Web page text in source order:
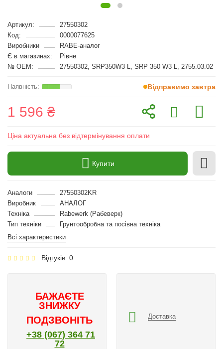
Артикул:
27550302
Код:
0000077625
Виробники
RABE-аналог
Є в магазинах:
Рівне
№ OEM:
27550302, SRP350W3 L, SRP 350 W3 L, 2755.03.02
Відправимо завтра
1 596 ₴
Ціна актуальна без відтермінування оплати
Купити
Аналоги
27550302KR
Виробник
АНАЛОГ
Техніка
Rabewerk (Рабеверк)
Тип техніки
Грунтообробна та посівна техніка
Всі характеристики
Відгуків: 0
БАЖАЄТЕ
ЗНИЖКУ
ПОДЗВОНІТЬ
+38 (067) 364 71
72
Доставка